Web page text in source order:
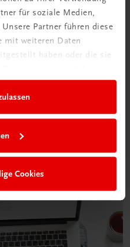
für soziale Medien,
Partner führen diese
mit weiteren Daten
haben oder die sie
Cookies